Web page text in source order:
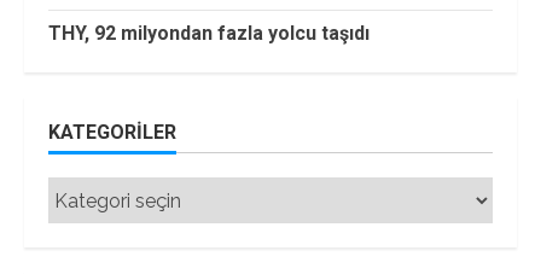
THY, 92 milyondan fazla yolcu taşıdı
KATEGORILER
Kategoriler